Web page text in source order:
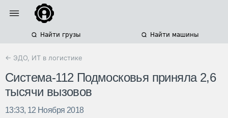
Найти грузы Найти машины
← ЭДО, ИТ в логистике
Система-112 Подмосковья приняла 2,6
тысячи вызовов
13:33, 12 Ноября 2018